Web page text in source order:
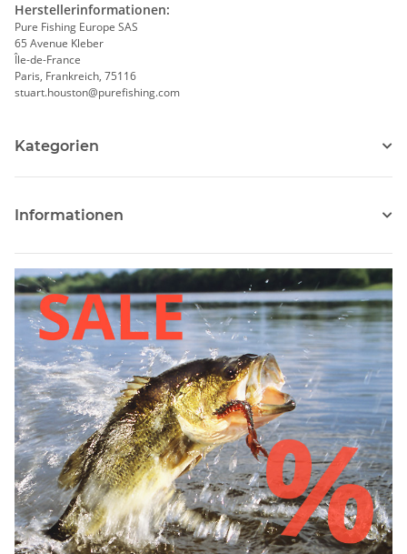
Herstellerinformationen:
Pure Fishing Europe SAS
65 Avenue Kleber
Île-de-France
Paris, Frankreich, 75116
stuart.houston@purefishing.com
Kategorien
Informationen